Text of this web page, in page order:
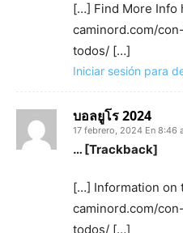
[…] Find More Info
caminord.com/
todos/ […]
Iniciar sesión para
บอลยูโร 2024
17 febrero, 2024 En 8:46
… [Trackback]
[…] Information on
caminord.com/
todos/ […]